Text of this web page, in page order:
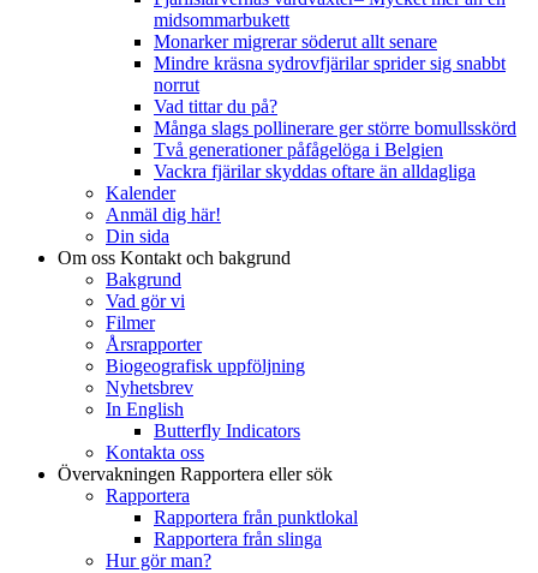
midsommarbukett
Monarker migrerar söderut allt senare
Mindre kräsna sydrovfjärilar sprider sig snabbt
norrut
Vad tittar du på?
Många slags pollinerare ger större bomullsskörd
Två generationer påfågelöga i Belgien
Vackra fjärilar skyddas oftare än alldagliga
Kalender
Anmäl dig här!
Din sida
Om oss Kontakt och bakgrund
Bakgrund
Vad gör vi
Filmer
Årsrapporter
Biogeografisk uppföljning
Nyhetsbrev
In English
Butterfly Indicators
Kontakta oss
Övervakningen Rapportera eller sök
Rapportera
Rapportera från punktlokal
Rapportera från slinga
Hur gör man?